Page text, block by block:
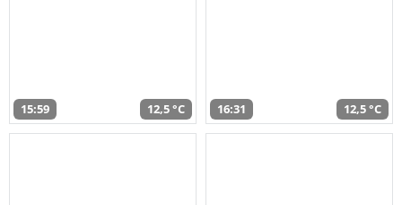
15:59 12,5 °C 16:31 12,5 °C